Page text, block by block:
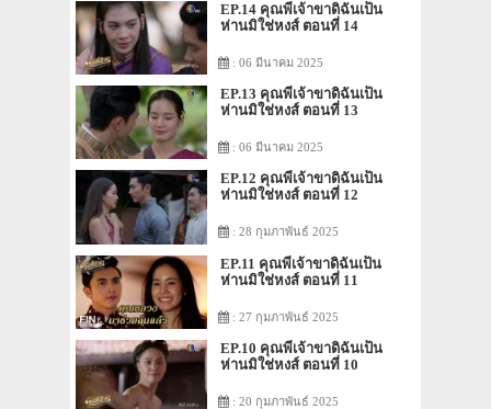
EP.14 คุณพี่เจ้าขาดิฉันเป็น
ห่านมิใช่หงส์ ตอนที่ 14
: 06 มีนาคม 2025
EP.13 คุณพี่เจ้าขาดิฉันเป็น
ห่านมิใช่หงส์ ตอนที่ 13
: 06 มีนาคม 2025
EP.12 คุณพี่เจ้าขาดิฉันเป็น
ห่านมิใช่หงส์ ตอนที่ 12
: 28 กุมภาพันธ์ 2025
EP.11 คุณพี่เจ้าขาดิฉันเป็น
ห่านมิใช่หงส์ ตอนที่ 11
: 27 กุมภาพันธ์ 2025
EP.10 คุณพี่เจ้าขาดิฉันเป็น
ห่านมิใช่หงส์ ตอนที่ 10
: 20 กุมภาพันธ์ 2025